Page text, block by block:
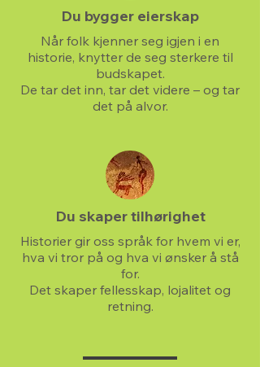
Du bygger eierskap
Når folk kjenner seg igjen i en
historie, knytter de seg sterkere til
budskapet.
De tar det inn, tar det videre – og tar
det på alvor.
Du skaper tilhørighet
Historier gir oss språk for hvem vi er,
hva vi tror på og hva vi ønsker å stå
for.
Det skaper fellesskap, lojalitet og
retning.